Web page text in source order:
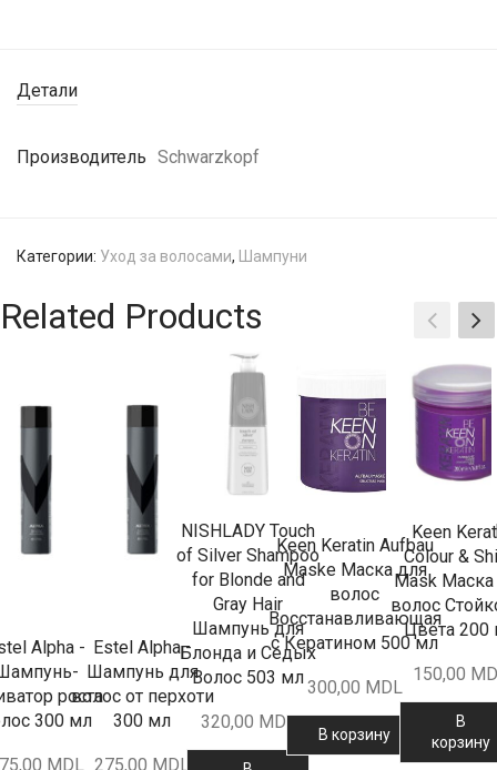
Детали
Производитель Schwarzkopf
Категории: Уход за волосами, Шампуни
Related Products
Alpha -
роста
300 мл
MDL
Estel Alpha -
Шампунь для
волос от перхоти
300 мл
275,00 MDL
NISHLADY Touch
of Silver Shampoo
for Blonde and
Gray Hair
Шампунь для
Блонда и Седых
Волос 503 мл
320,00 MDL
Keen Keratin Aufbau
Maske Маска для
волос
Восстанавливающая
с Кератином 500 мл
300,00 MDL
В корзину
Keen
Colour &
Mask
волос
Цвета 200
150,00
В
корзину